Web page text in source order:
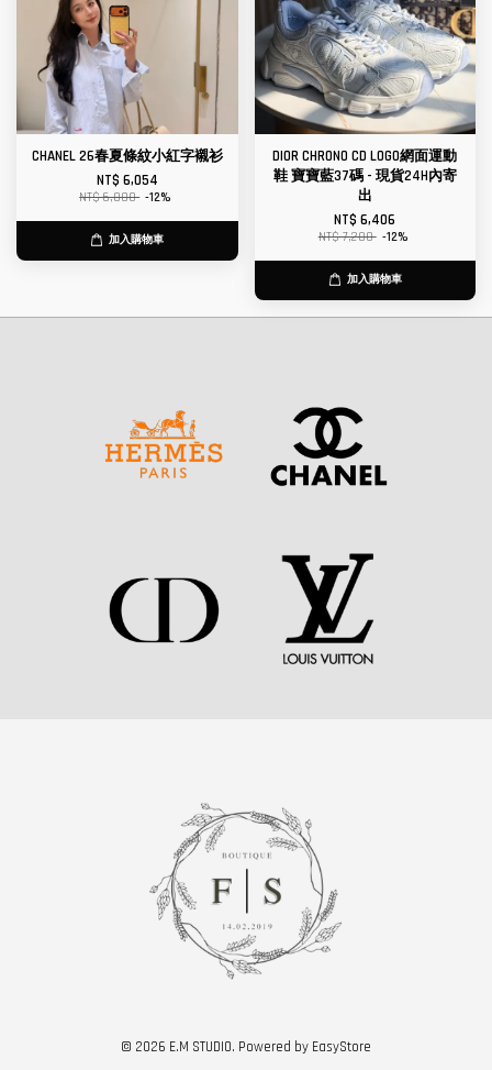
CHANEL 26春夏條紋小紅字襯衫
NT$ 6,054
NT$ 6,880 -12%
加入購物車
DIOR CHRONO CD LOGO網面運動
鞋 寶寶藍37碼 - 現貨24H內寄
出
NT$ 6,406
NT$ 7,280 -12%
加入購物車
© 2026 E.M STUDIO. Powered by EasyStore